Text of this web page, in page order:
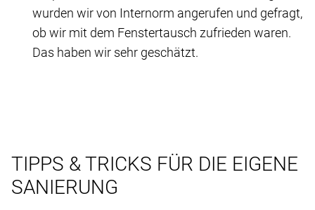
wurden wir von Internorm angerufen und gefragt,
ob wir mit dem Fenstertausch zufrieden waren.
Das haben wir sehr geschätzt.
TIPPS & TRICKS FÜR DIE EIGENE
SANIERUNG